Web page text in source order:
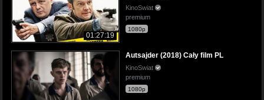
01:27:19
KinoSwiat
premium
1080p
Autsajder (2018) Cały film PL
KinoSwiat
premium
1080p